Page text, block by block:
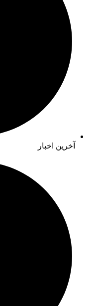
آخرین اخبار